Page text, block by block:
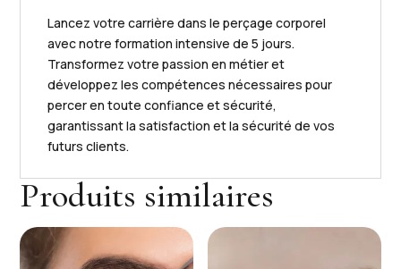
Lancez votre carrière dans le perçage corporel
avec notre formation intensive de 5 jours.
Transformez votre passion en métier et
développez les compétences nécessaires pour
percer en toute confiance et sécurité,
garantissant la satisfaction et la sécurité de vos
futurs clients.
Produits similaires